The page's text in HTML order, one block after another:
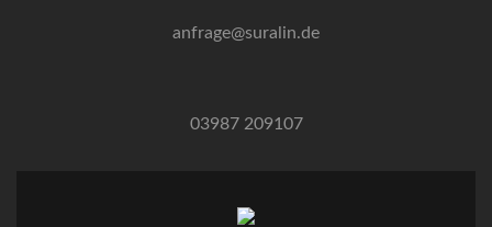
anfrage@suralin.de
03987 209107